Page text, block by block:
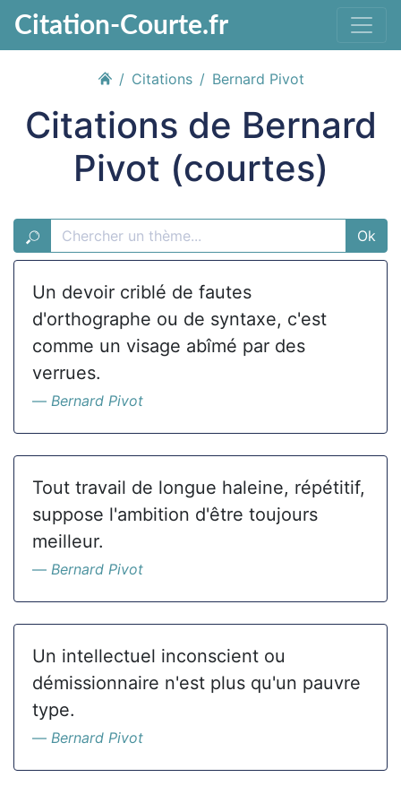
Citation-Courte.fr
Citations Bernard Pivot
Citations de Bernard
Pivot (courtes)
Ok
Un devoir criblé de fautes
d'orthographe ou de syntaxe, c'est
comme un visage abîmé par des
verrues.
Bernard Pivot
Tout travail de longue haleine, répétitif,
suppose l'ambition d'être toujours
meilleur.
Bernard Pivot
Un intellectuel inconscient ou
démissionnaire n'est plus qu'un pauvre
type.
Bernard Pivot